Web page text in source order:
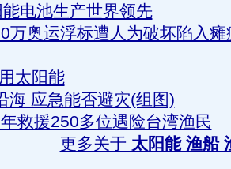
电池生产世界领先
万奥运浮标遭人为破坏陷入瘫
太阳能
海 应急能否避灾(组图)
救援250多位遇险台湾渔民
更多关于 太阳能 渔船